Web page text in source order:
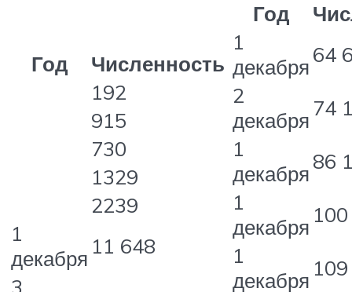
Год
Численность
192
915
730
1329
2239
1
декабря 11 648
3
Год
1
декабря64
2
декабря 74
1
декабря86
1
декабря
1
декабря